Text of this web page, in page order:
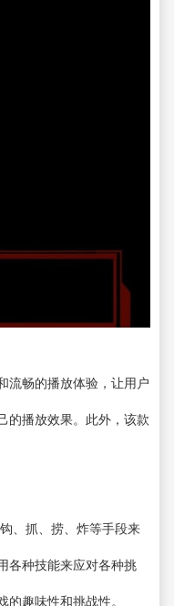
流畅的播放体验，让用户
的播放效果。此外，该款
、抓、捞、炸等手段来
各种技能来应对各种挑
趣味性和挑战性。